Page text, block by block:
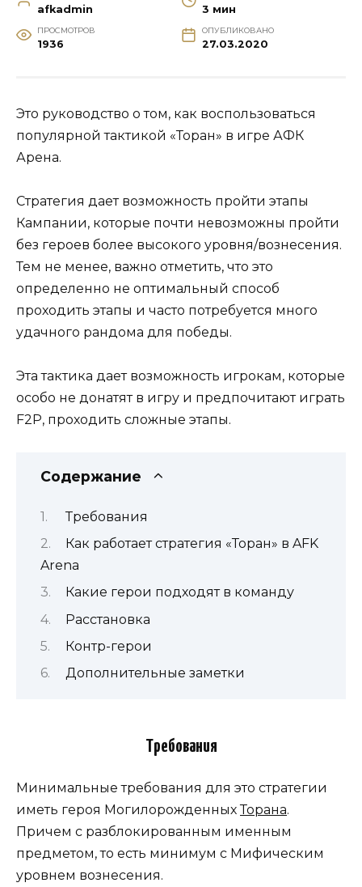
afkadmin 3 мин
ПРОСМОТРОВ
1936
ОПУБЛИКОВАНО
27.03.2020
Это руководство о том, как воспользоваться
популярной тактикой «Торан» в игре АФК
Арена.
Стратегия дает возможность пройти этапы
Кампании, которые почти невозможны пройти
без героев более высокого уровня/вознесения.
Тем не менее, важно отметить, что это
определенно не оптимальный способ
проходить этапы и часто потребуется много
удачного рандома для победы.
Эта тактика дает возможность игрокам, которые
особо не донатят в игру и предпочитают играть
F2P, проходить сложные этапы.
Содержание
Требования
Как работает стратегия «Торан» в AFK
Arena
Какие герои подходят в команду
Расстановка
Контр-герои
Дополнительные заметки
Требования
Минимальные требования для это стратегии
иметь героя МогилорожденныхТорана.
Причем с разблокированным именным
предметом, то есть минимум с Мифическим
уровнем вознесения.